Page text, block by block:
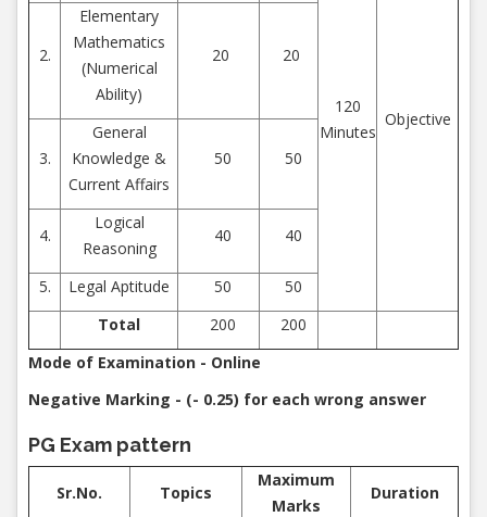
120
Minutes
Objective
2.
Elementary
Mathematics
(Numerical
Ability)
20 20
3.
General
Knowledge &
Current Affairs
50 50
4.
Logical
Reasoning
40 40
5. Legal Aptitude 50
50
Total
200
200
Mode of Examination - Online
Negative Marking - (- 0.25) for each wrong answer
PG Exam pattern
Sr.No. Topics
Maximum
Marks
Duration